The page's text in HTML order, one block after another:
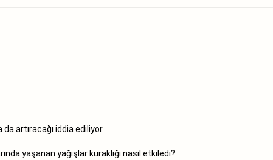
artıracağı iddia ediliyor.
yaşanan yağışlar kuraklığı nasıl etkiledi?